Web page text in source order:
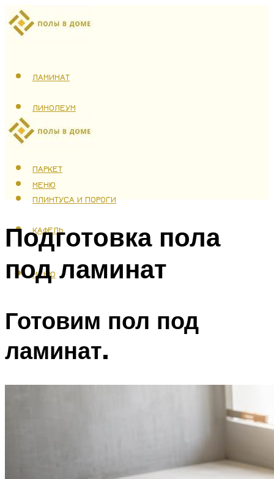
ЛАМИНАТ
ЛИНОЛЕУМ
ТЕПЛЫЙ ПОЛ
ПАРКЕТ
ПЛИНТУСА И ПОРОГИ
КАФЕЛЬ
МЕНЮ
МЕНЮ
Подготовка пола
под ламинат
Готовим пол под
ламинат.